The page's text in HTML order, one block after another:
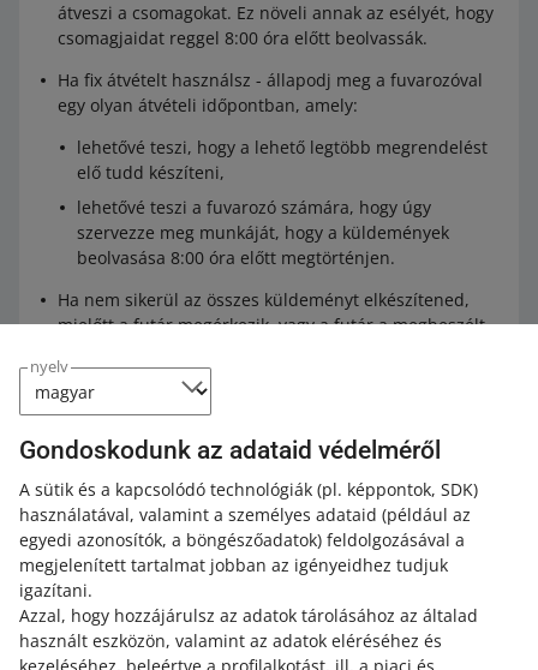
nyelv
Gondoskodunk az adataid védelméről
A sütik és a kapcsolódó technológiák (pl. képpontok, SDK)
használatával, valamint a személyes adataid (például az
egyedi azonosítók, a böngészőadatok) feldolgozásával a
megjelenített tartalmat jobban az igényeidhez tudjuk
igazítani.
Azzal, hogy hozzájárulsz az adatok tárolásához az általad
használt eszközön, valamint az adatok eléréséhez és
átveszi a csomagokat. Ez növeli annak az esélyét, hogy
csomagjaidat reggel 8:00 óra előtt beolvassák.
Ha fix átvételt használsz - állapodj meg a fuvarozóval
egy olyan átvételi időpontban, amely:
lehetővé teszi, hogy a lehető legtöbb megrendelést
elő tudd készíteni,
lehetővé teszi a fuvarozó számára, hogy úgy
szervezze meg munkáját, hogy a küldemények
beolvasása 8:00 óra előtt megtörténjen.
Ha nem sikerül az összes küldeményt elkészítened,
mielőtt a futár megérkezik, vagy a futár a megbeszélt
akkor:
szállítsd el azokat magad a válogatóüzembe,
tedd be azokat csomagautomatába,
vidd el azokat egy átvételi pontra.
Ekkor van esély arra, hogy ezeket a csomagokat még 8:00
előtt beolvassák.
4. A küldemény nyomon követése